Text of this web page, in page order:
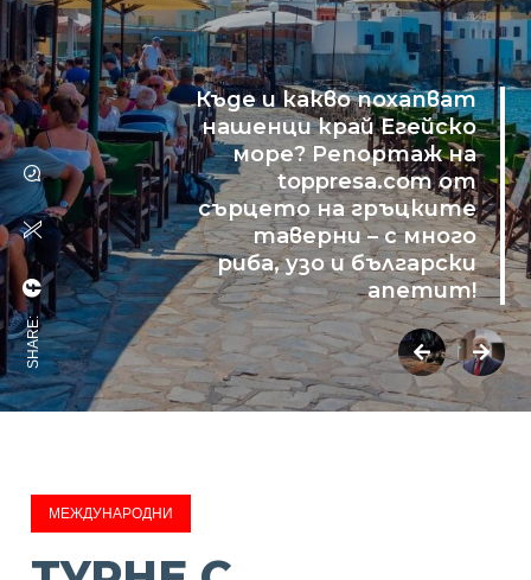
Къде и какво похапват
нашенци край Егейско
море? Репортаж на
toppresa.com от
сърцето на гръцките
таверни – с много
риба, узо и български
апетит!
SHARE:
МЕЖДУНАРОДНИ